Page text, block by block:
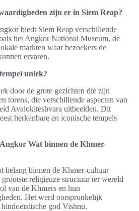
zijn er in Siem Reap?
biedt Siem Reap verschillende
het Angkor National Museum, de
markten waar bezoekers de
ervaren.
uniek?
door de grote gezichten die zijn
torens, die verschillende aspecten van
Avalokiteshvara uitbeelden. Dit
herkenbare en iconische tempels
Wat binnen de Khmer-
belang binnen de Khmer-cultuur
religieuze structuur ter wereld
van de Khmers en hun
Het werd oorspronkelijk
god Vishnu.